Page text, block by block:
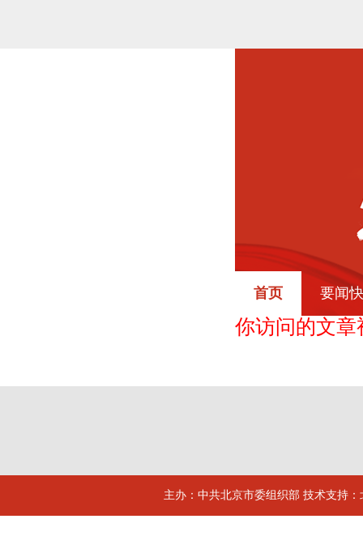
首页 要闻
你访问的文
主办：中共北京市委组织部 技术支持